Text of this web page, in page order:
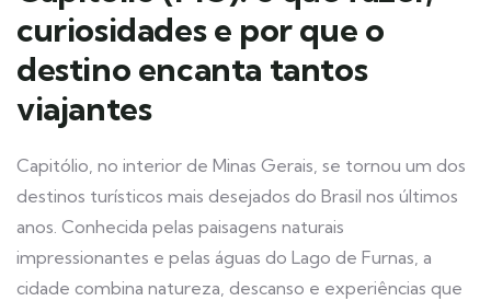
curiosidades e por que o
destino encanta tantos
viajantes
Capitólio, no interior de Minas Gerais, se tornou um dos
destinos turísticos mais desejados do Brasil nos últimos
anos. Conhecida pelas paisagens naturais
impressionantes e pelas águas do Lago de Furnas, a
cidade combina natureza, descanso e experiências que